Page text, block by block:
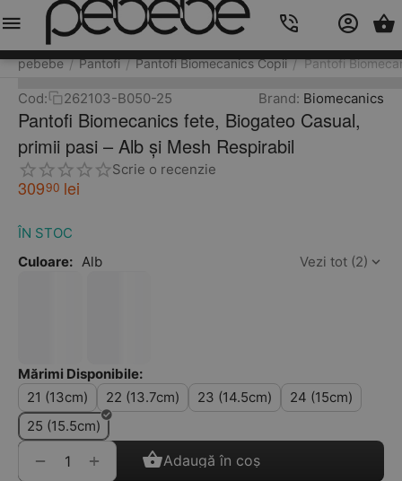
pebebe / Pantofi / Pantofi Biomecanics Copii / Pantofi
Cod: 262103-B050-25 Brand: Biomecanics
Pantofi Biomecanics fete, Biogateo Casual,
primii pasi – Alb și Mesh Respirabil
Scrie o recenzie
30990 lei
ÎN STOC
Culoare: Alb Vezi tot (2)
Mărimi Disponibile:
21 (13cm)
22 (13.7cm) 23 (14.5cm)
24 (15cm)
25 (15.5cm)
+
− Adaugă în coș
Meniu Caută Cos